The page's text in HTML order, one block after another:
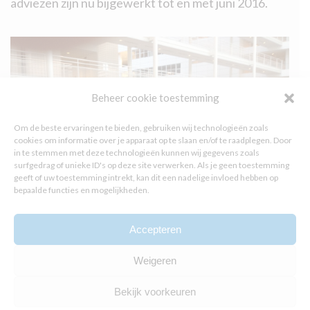
Beheer cookie toestemming
Om de beste ervaringen te bieden, gebruiken wij technologieën zoals
cookies om informatie over je apparaat op te slaan en/of te raadplegen. Door
in te stemmen met deze technologieën kunnen wij gegevens zoals
surfgedrag of unieke ID's op deze site verwerken. Als je geen toestemming
geeft of uw toestemming intrekt, kan dit een nadelige invloed hebben op
bepaalde functies en mogelijkheden.
Accepteren
Weigeren
Bekijk voorkeuren